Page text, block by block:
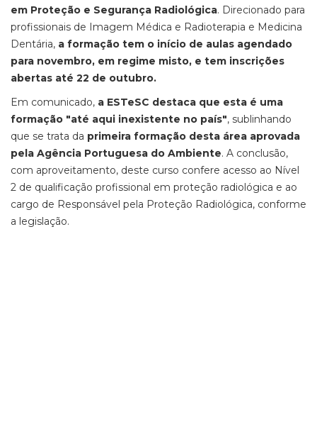
em Proteção e Segurança Radiológica. Direcionado para
profissionais de Imagem Médica e Radioterapia e Medicina
Dentária, a formação tem o início de aulas agendado
para novembro, em regime misto, e tem inscrições
abertas até 22 de outubro.
Em comunicado, a ESTeSC destaca que esta é uma
formação "até aqui inexistente no país", sublinhando
que se trata da primeira formação desta área aprovada
pela Agência Portuguesa do Ambiente. A conclusão,
com aproveitamento, deste curso confere acesso ao Nível
2 de qualificação profissional em proteção radiológica e ao
cargo de Responsável pela Proteção Radiológica, conforme
a legislação.